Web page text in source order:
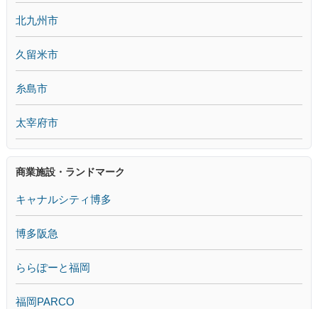
北九州市
久留米市
糸島市
太宰府市
商業施設・ランドマーク
キャナルシティ博多
博多阪急
ららぽーと福岡
福岡PARCO